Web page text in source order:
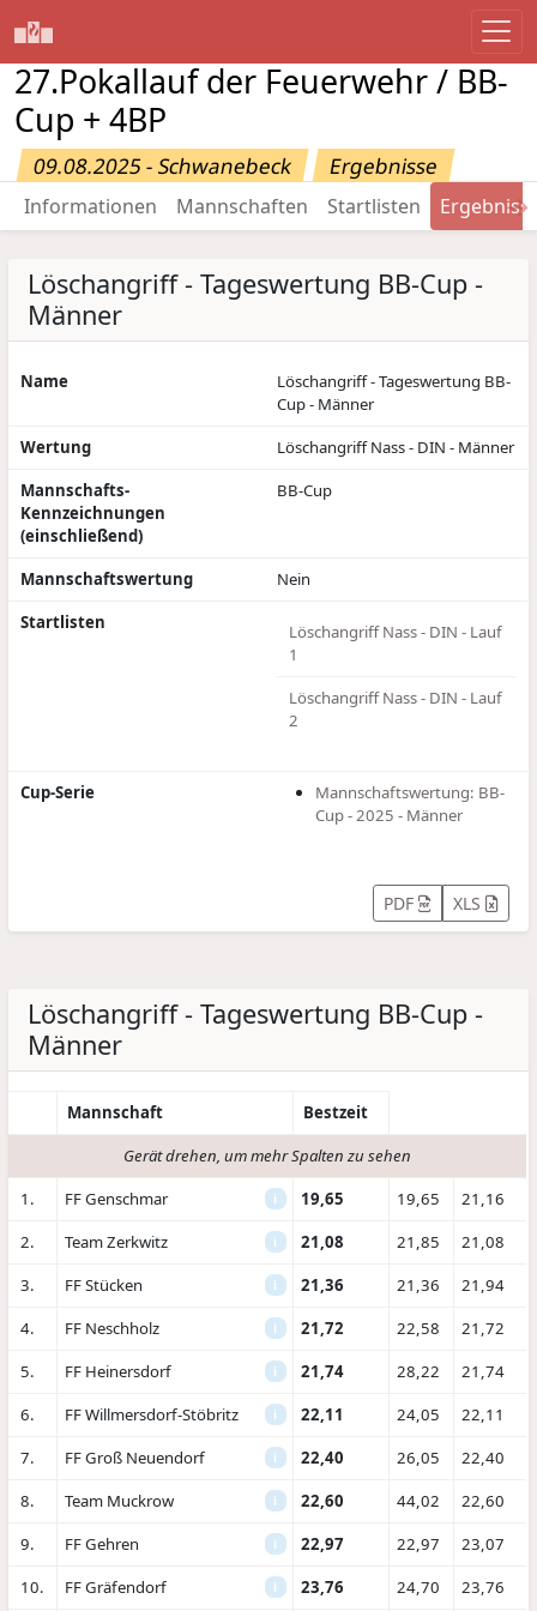
27.Pokallauf der Feuerwehr / BB-
Cup + 4BP
09.08.2025 - Schwanebeck Ergebnisse
Informationen Mannschaften Startlisten →
Löschangriff - Tageswertung BB-Cup -
Männer
Name
Löschangriff - Tageswertung BB-
Cup - Männer
Wertung
Löschangriff Nass - DIN - Männer
Mannschafts-
Kennzeichnungen
(einschließend)
BB-Cup
Mannschaftswertung
Nein
Startlisten
Löschangriff Nass - DIN - Lauf
1
Löschangriff Nass - DIN - Lauf
2
Cup-Serie
Mannschaftswertung: BB-
Cup - 2025 - Männer
PDF XLS
Löschangriff - Tageswertung BB-Cup -
Männer
Mannschaft
Bestzeit
Gerät drehen, um mehr Spalten zu sehen
1.
FF Genschmar i 19,65 19,65
21,16
2.
Team Zerkwitz i 21,08 21,85
21,08
3.
FF Stücken i 21,36 21,36
21,94
4.
FF Neschholz i 21,72 22,58
21,72
5.
FF Heinersdorf i 21,74 28,22
21,74
6.
FF Willmersdorf-Stöbritz i 22,11 24,05
22,11
7.
FF Groß Neuendorf i 22,40 26,05
22,40
8.
Team Muckrow i 22,60 44,02
22,60
9.
FF Gehren i 22,97 22,97
23,07
10.
FF Gräfendorf i 23,76 24,70 23,76